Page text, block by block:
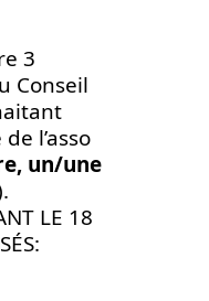
3
Conseil
l’asso
un/une
LE 18